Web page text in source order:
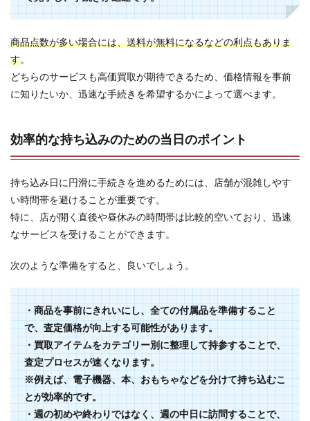
商品点数が多い場合には、送料が無料になるなどの利点もありま
す。
どちらのサービスも高価買取が期待できるため、価格情報を事前
に知りたいか、迅速な手続きを希望するかによって選べます。
効率的な持ち込みのための当日のポイント
持ち込み日に円滑に手続きを進めるためには、店舗が混雑しやす
い時間帯を避けることが重要です。
特に、店が開く直後や昼休みの時間帯は比較的空いており、迅速
なサービスを受けることができます。
次のような準備をすると、良いでしょう。
・商品を事前にきれいにし、全ての付属品を準備すること
で、査定価格が向上する可能性があります。
・買取アイテムをカテゴリー別に整理して持参することで、
査定プロセスが速くなります。
※例えば、電子機器、本、おもちゃなどを分けて持ち込むこ
とが効率的です。
・週の初めや終わりではなく、週の中日に訪問することで、